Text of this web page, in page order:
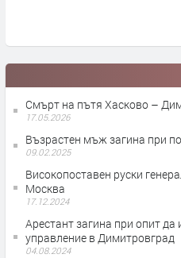
Смърт на пътя Хасково –
17.05.2026
Възрастен мъж загина при
09.02.2025
Високопоставен руски
Москва
17.12.2024
Арестант загина при опит да
управление в Димитровград
04.08.2024